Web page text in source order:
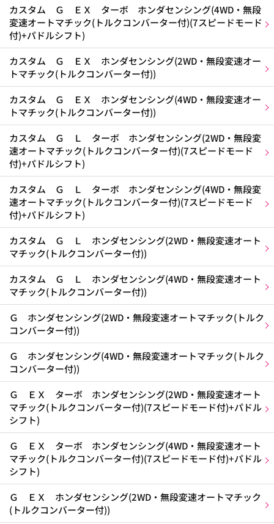
カスタム Ｇ ＥＸ ターボ ホンダセンシング(4WD・無段
変速オートマチック(トルクコンバーター付)(7スピードモード
付)+パドルシフト)
カスタム Ｇ ＥＸ ホンダセンシング(2WD・無段変速オー
トマチック(トルクコンバーター付))
カスタム Ｇ ＥＸ ホンダセンシング(4WD・無段変速オー
トマチック(トルクコンバーター付))
カスタム Ｇ Ｌ ターボ ホンダセンシング(2WD・無段変
速オートマチック(トルクコンバーター付)(7スピードモード
付)+パドルシフト)
カスタム Ｇ Ｌ ターボ ホンダセンシング(4WD・無段変
速オートマチック(トルクコンバーター付)(7スピードモード
付)+パドルシフト)
カスタム Ｇ Ｌ ホンダセンシング(2WD・無段変速オート
マチック(トルクコンバーター付))
カスタム Ｇ Ｌ ホンダセンシング(4WD・無段変速オート
マチック(トルクコンバーター付))
Ｇ ホンダセンシング(2WD・無段変速オートマチック(トルク
コンバーター付))
Ｇ ホンダセンシング(4WD・無段変速オートマチック(トルク
コンバーター付))
Ｇ ＥＸ ターボ ホンダセンシング(2WD・無段変速オート
マチック(トルクコンバーター付)(7スピードモード付)+パドル
シフト)
Ｇ ＥＸ ターボ ホンダセンシング(4WD・無段変速オート
マチック(トルクコンバーター付)(7スピードモード付)+パドル
シフト)
Ｇ ＥＸ ホンダセンシング(2WD・無段変速オートマチック
(トルクコンバーター付))